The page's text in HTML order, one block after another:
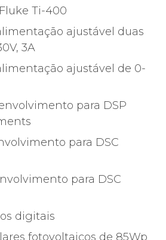
Ti-400
ajustável duas
3A
ajustável de 0-
para DSP
para DSC
para DSC
digitais
fotovoltaicos de 85Wp